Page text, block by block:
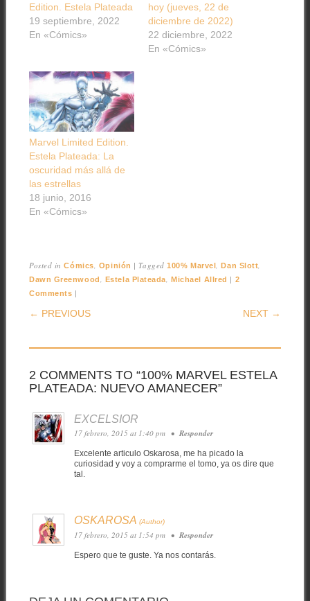
Edition. Estela Plateada
19 septiembre, 2022
En «Cómics»
hoy (jueves, 22 de
diciembre de 2022)
22 diciembre, 2022
En «Cómics»
Marvel Limited Edition.
Estela Plateada: La
oscuridad más allá de
las estrellas
18 junio, 2016
En «Cómics»
Posted inCómics, Opinión |Tagged100% Marvel ,Dan Slott,
Dawn Greenwood , Estela Plateada,Michael Allred | 2
Comments |
POST NAVIGATION
← PREVIOUS NEXT →
2 COMMENTS TO “100% MARVEL ESTELA
PLATEADA: NUEVO AMANECER”
EXCELSIOR
17 febrero, 2015 at 1:40 pm • Responder
Excelente articulo Oskarosa, me ha picado la
curiosidad y voy a comprarme el tomo, ya os dire que
tal.
OSKAROSA
17 febrero, 2015 at 1:54 pm • Responder
Espero que te guste. Ya nos contarás.